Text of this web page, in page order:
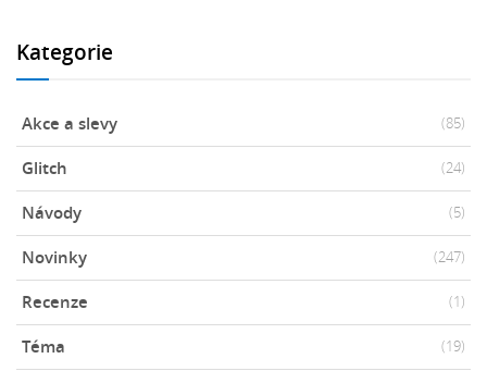
Kategorie
Akce a slevy (85)
Glitch (24)
Návody (5)
Novinky (247)
Recenze (1)
Téma (19)